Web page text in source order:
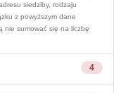
siedziby, rodzaju
z powyższym dane
nie sumować się na liczbę
4